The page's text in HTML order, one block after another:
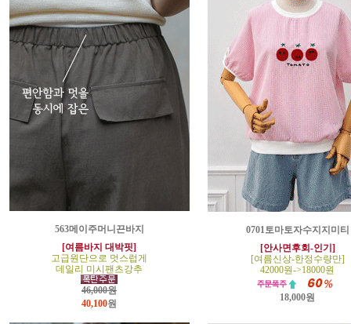
563메이주머니끈바지
[여름바지 대박핏]
고급원단으로 멋스럽게
데일리 미시팬츠강추
46,000원
40,100원
0701토마토자수지지미티
[안사면후회-인기]
[여름신상-한정수량만]
42000원->18000원
18,000원